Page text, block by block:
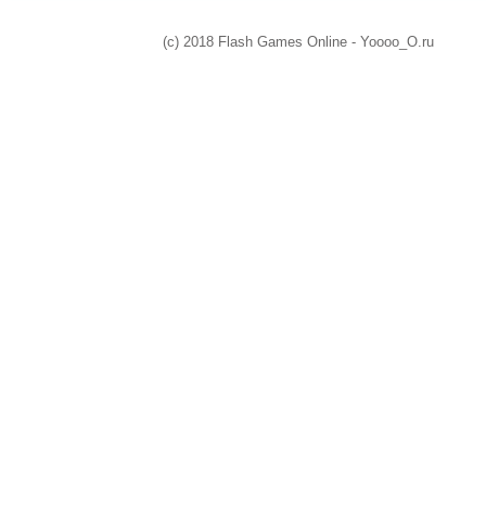
(c) 2018 Flash Games Online - Yoooo_O.ru